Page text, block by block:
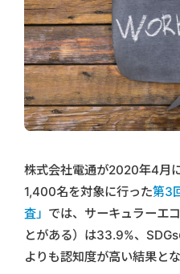
株式会社電通が2020年4月
1,400名を対象に行った第3
査」 では、サーキュラーエ
とがある）は33.9%、
よりも認知度が高い結果とな